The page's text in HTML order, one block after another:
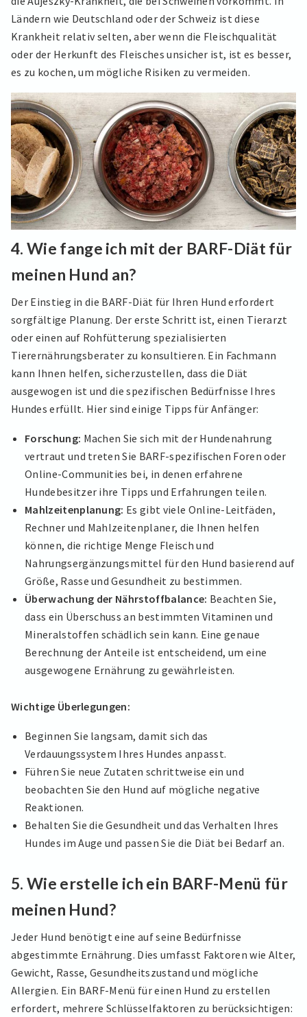
Ländern wie Deutschland oder der Schweiz ist diese
Krankheit relativ selten, aber wenn die Fleischqualität
oder der Herkunft des Fleisches unsicher ist, ist es besser,
es zu kochen, um mögliche Risiken zu vermeiden.
4. Wie fange ich mit der BARF-Diät für
meinen Hund an?
Der Einstieg in die BARF-Diät für Ihren Hund erfordert
sorgfältige Planung. Der erste Schritt ist, einen Tierarzt
oder einen auf Rohfütterung spezialisierten
Tierernährungsberater zu konsultieren. Ein Fachmann
kann Ihnen helfen, sicherzustellen, dass die Diät
ausgewogen ist und die spezifischen Bedürfnisse Ihres
Hundes erfüllt. Hier sind einige Tipps für Anfänger:
Forschung: Machen Sie sich mit der Hundenahrung
vertraut und treten Sie BARF-spezifischen Foren oder
Online-Communities bei, in denen erfahrene
Hundebesitzer ihre Tipps und Erfahrungen teilen.
Mahlzeitenplanung: Es gibt viele Online-Leitfäden,
Rechner und Mahlzeitenplaner, die Ihnen helfen
können, die richtige Menge Fleisch und
Nahrungsergänzungsmittel für den Hund basierend auf
Größe, Rasse und Gesundheit zu bestimmen.
Überwachung der Nährstoffbalance: Beachten Sie,
dass ein Überschuss an bestimmten Vitaminen und
Mineralstoffen schädlich sein kann. Eine genaue
Berechnung der Anteile ist entscheidend, um eine
ausgewogene Ernährung zu gewährleisten.
Wichtige Überlegungen:
Beginnen Sie langsam, damit sich das
Verdauungssystem Ihres Hundes anpasst.
Führen Sie neue Zutaten schrittweise ein und
beobachten Sie den Hund auf mögliche negative
Reaktionen.
Behalten Sie die Gesundheit und das Verhalten Ihres
Hundes im Auge und passen Sie die Diät bei Bedarf an.
5. Wie erstelle ich ein BARF-Menü für
meinen Hund?
Jeder Hund benötigt eine auf seine Bedürfnisse
abgestimmte Ernährung. Dies umfasst Faktoren wie Alter,
Gewicht, Rasse, Gesundheitszustand und mögliche
Allergien. Ein BARF-Menü für einen Hund zu erstellen
erfordert, mehrere Schlüsselfaktoren zu berücksichtigen: